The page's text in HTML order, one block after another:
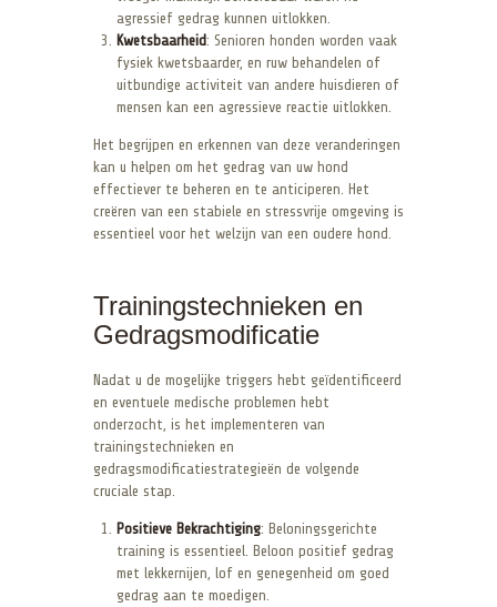
agressief gedrag kunnen uitlokken.
Kwetsbaarheid: Senioren honden worden vaak
fysiek kwetsbaarder, en ruw behandelen of
uitbundige activiteit van andere huisdieren of
mensen kan een agressieve reactie uitlokken.
Het begrijpen en erkennen van deze veranderingen
kan u helpen om het gedrag van uw hond
effectiever te beheren en te anticiperen. Het
creëren van een stabiele en stressvrije omgeving is
essentieel voor het welzijn van een oudere hond.
Trainingstechnieken en
Gedragsmodificatie
Nadat u de mogelijke triggers hebt geïdentificeerd
en eventuele medische problemen hebt
onderzocht, is het implementeren van
trainingstechnieken en
gedragsmodificatiestrategieën de volgende
cruciale stap.
Positieve Bekrachtiging: Beloningsgerichte
training is essentieel. Beloon positief gedrag
met lekkernijen, lof en genegenheid om goed
gedrag aan te moedigen.